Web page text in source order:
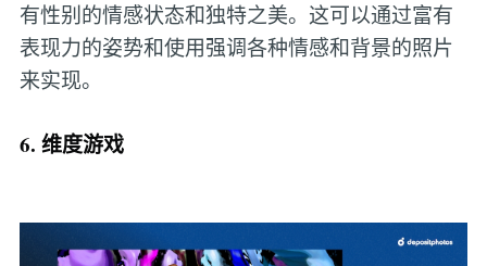
有性别的情感状态和独特之美。这可以通过富有
表现力的姿势和使用强调各种情感和背景的照片
来实现。
6. 维度游戏